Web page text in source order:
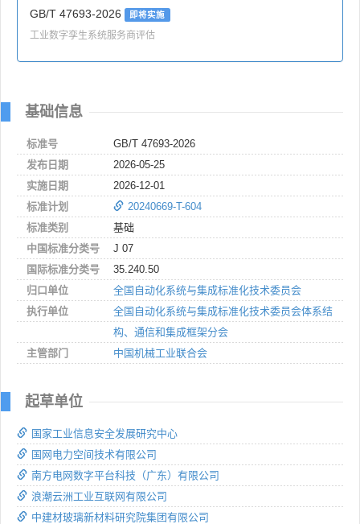
GB/T 47693-2026 即将实施
工业数字孪生系统服务商评估
基础信息
标准号
GB/T 47693-2026
发布日期
2026-05-25
实施日期
2026-12-01
标准计划
20240669-T-604
标准类别
基础
中国标准分类号
J 07
国际标准分类号
35.240.50
归口单位
全国自动化系统与集成标准化技术委员会
执行单位
全国自动化系统与集成标准化技术委员会体系结
构、通信和集成框架分会
主管部门
中国机械工业联合会
起草单位
国家工业信息安全发展研究中心
国网电力空间技术有限公司
南方电网数字平台科技（广东）有限公司
浪潮云洲工业互联网有限公司
中建材玻璃新材料研究院集团有限公司